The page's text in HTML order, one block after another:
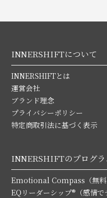
INNERSHIFTについて
INNERSHIFTとは
運営会社
ブランド理念
プライバシーポリシー
特定商取引法に基づく表示
INNERSHIFTのプログラ
Emotional Compass（無料
EQリーダーシップ®（感情で